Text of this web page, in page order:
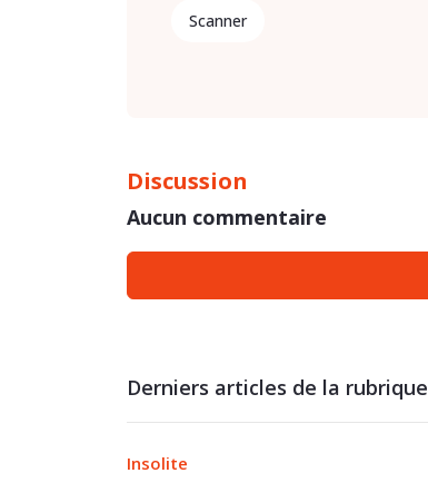
Scanner
Discussion
Aucun commentaire
Derniers articles de la rubrique
Insolite